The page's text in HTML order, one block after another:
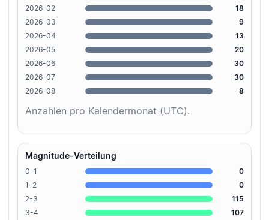
2026-02
18
2026-03
9
2026-04
13
2026-05
20
2026-06
30
2026-07
30
2026-08
8
Anzahlen pro Kalendermonat (UTC).
Magnitude-Verteilung
0-1
0
1-2
0
2-3
115
3-4
107